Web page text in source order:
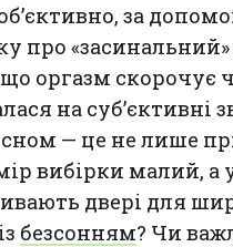
за
про
оргазм скорочує
на суб’єктивні
сном — це не лише
вибірки малий,
двері для
безсонням? Чи